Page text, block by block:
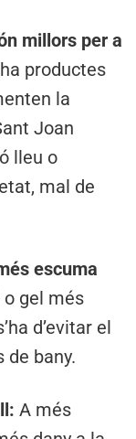
millors per a
productes
la
Joan
lleu o
mal de
escuma
o gel més
d’evitar el
de bany.
A més